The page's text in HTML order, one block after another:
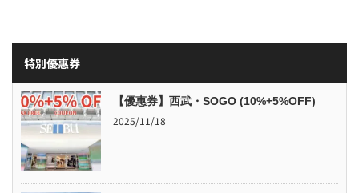
特別優惠券
【優惠券】西武・SOGO (10%+5%OFF)
2025/11/18